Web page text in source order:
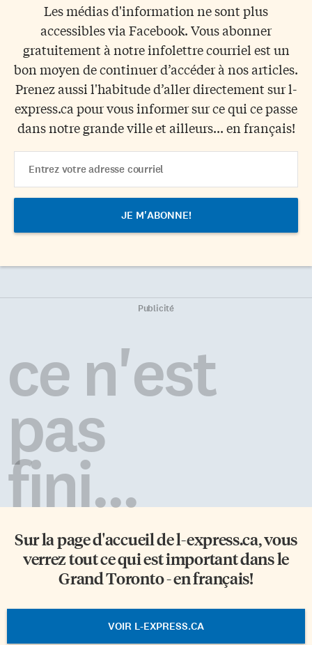
Les médias d'information ne sont plus
accessibles via Facebook. Vous abonner
gratuitement à notre infolettre courriel est un
bon moyen de continuer d’accéder à nos articles.
Prenez aussi l'habitude d’aller directement sur l-
express.ca pour vous informer sur ce qui ce passe
dans notre grande ville et ailleurs... en français!
Address
Publicité
ce n'est
pas
fini...
Sur la page d'accueil del-express.ca, vous
verrez tout ce qui est important dans le
Grand Toronto - en français!
VOIR L-EXPRESS.CA